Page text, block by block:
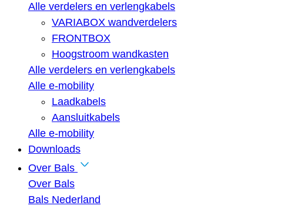
Alle verdelers en verlengkabels
VARIABOX wandverdelers
FRONTBOX
Hoogstroom wandkasten
Alle verdelers en verlengkabels
Alle e-mobility
Laadkabels
Aansluitkabels
Alle e-mobility
Downloads
Over Bals
Over Bals
Bals Nederland